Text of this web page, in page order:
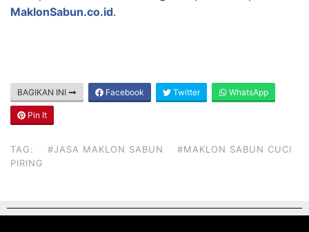
MaklonSabun.co.id.
BAGIKAN INI Facebook Twitter WhatsApp
Pin It
TAG: #JASA MAKLON SABUN
#MAKLON SABUN CUCI
PIRING